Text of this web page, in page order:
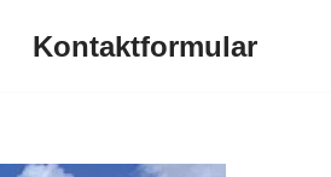
Kontaktformular